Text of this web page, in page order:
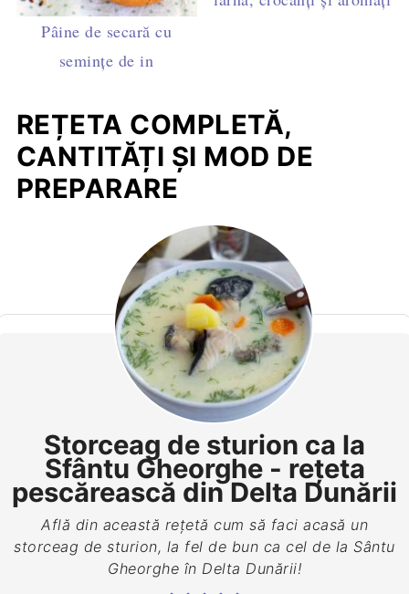
Pâine de secară cu
seminţe de in
REȚETA COMPLETĂ,
CANTITĂȚI ȘI MOD DE
PREPARARE
Storceag de sturion ca la
Sfântu Gheorghe - rețeta
pescărească din Delta Dunării
Află din această rețetă cum să faci acasă un
storceag de sturion, la fel de bun ca cel de la Sântu
Gheorghe în Delta Dunării!